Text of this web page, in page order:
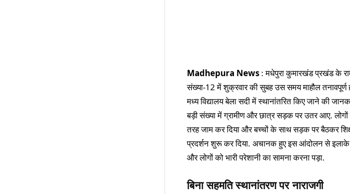
Madhepura News : मधेपुरा कुमारखंड प्रखंड के
संख्या-12 में शुक्रवार की सुबह उस समय माहौल तनावपूर्ण
मध्य विद्यालय बेला सदी में स्थानांतरित किए जाने की
बड़ी संख्या में ग्रामीण और छात्र सड़क पर उतर आए. लोगों
तरह जाम कर दिया और बच्चों के साथ सड़क पर बैठकर
प्रदर्शन शुरू कर दिया. अचानक हुए इस आंदोलन से इलाके
और लोगों को भारी परेशानी का सामना करना पड़ा.
बिना सहमति स्थानांतरण पर नाराजगी